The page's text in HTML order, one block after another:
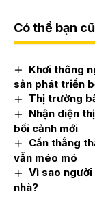
Có thể bạn
Khơi thông
sản phát triển
Thị trường
Nhận diện
bối cảnh mới
Cần thẳng
vẫn méo mó
Vì sao
nhà?